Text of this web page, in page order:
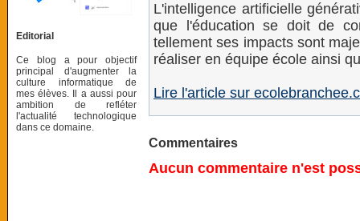
Editorial
Ce blog a pour objectif
principal d'augmenter la
culture informatique de
mes élèves. Il a aussi pour
ambition de refléter
l'actualité technologique
dans ce domaine.
L'intelligence artificielle
que l'éducation se doit de
tellement ses impacts sont
réaliser en équipe école ainsi
Lire l'article sur
Commentaires
Aucun commentaire n'est